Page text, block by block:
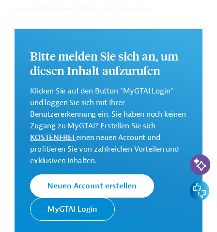
GTAI informiert über dieIDB: Schwerpunkte, Regularien
und praktische Hinweise zur Geschäftsanbahnung.
1,4 Millionen US-Dollar
Geberbeitrag:
1,4 Millionen US-Dollar (Zuschuss)
Kontaktadresse
Die IDB ist die wichtigste
multilaterale
Bitte melden Sie sich an, um
diesen Inhalt aufzurufen
Klicken Sie auf den Button "MyGTAI Login"
und loggen Sie sich mit Ihrer
Benutzererkennung ein. Sie haben noch keinen
Zugang zu MyGTAI? Erstellen Sie sich
KOSTENFREIeinen neuen Account und
profitieren Sie von zahlreichen Vorteilen und
exklusiven Inhalten.
Neuen Account erstellen
MyGTAI Login
KI-